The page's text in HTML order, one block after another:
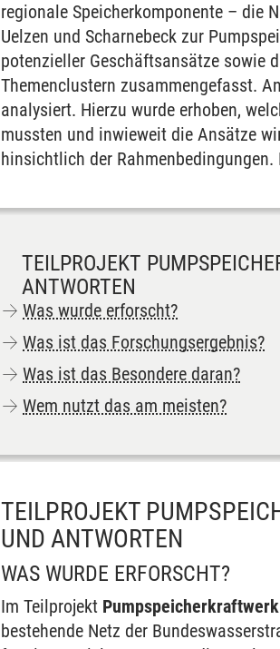
regionale Speicherkomponente – die
Uelzen und Scharnebeck zur
potenzieller Geschäftsansätze sowie
Themenclustern zusammengefasst.
analysiert. Hierzu wurde erhoben,
mussten und inwieweit die Ansätze
hinsichtlich der
TEILPROJEKT
ANTWORTEN
Was wurde erforscht?
Was ist das Forschungsergebnis?
Was ist das Besondere daran?
Wem nutzt das am meisten?
TEILPROJEKT
UND ANTWORTEN
WAS WURDE ERFORSCHT?
Im Teilprojekt
bestehende Netz der